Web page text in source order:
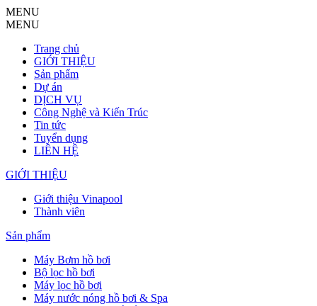
MENU
MENU
Trang chủ
GIỚI THIỆU
Sản phẩm
Dự án
DỊCH VỤ
Công Nghệ và Kiến Trúc
Tin tức
Tuyển dụng
LIÊN HỆ
GIỚI THIỆU
Giới thiệu Vinapool
Thành viên
Sản phẩm
Máy Bơm hồ bơi
Bộ lọc hồ bơi
Máy lọc hồ bơi
Máy nước nóng hồ bơi & Spa